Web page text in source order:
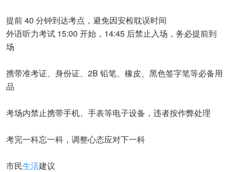
提前 40 分钟到达考点，避免因安检耽误时间
外语听力考试 15:00 开始，14:45 后禁止入场，务必提前到
场
携带准考证、身份证、2B 铅笔、橡皮、黑色签字笔等必备用
品
考场内禁止携带手机、手表等电子设备，违者按作弊处理
考完一科忘一科，调整心态应对下一科
市民生活建议